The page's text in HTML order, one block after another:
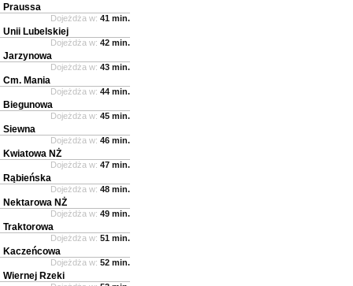
Praussa
Dojeżdża w: 41 min.
Unii Lubelskiej
Dojeżdża w: 42 min.
Jarzynowa
Dojeżdża w: 43 min.
Cm. Mania
Dojeżdża w: 44 min.
Biegunowa
Dojeżdża w: 45 min.
Siewna
Dojeżdża w: 46 min.
Kwiatowa NŻ
Dojeżdża w: 47 min.
Rąbieńska
Dojeżdża w: 48 min.
Nektarowa NŻ
Dojeżdża w: 49 min.
Traktorowa
Dojeżdża w: 51 min.
Kaczeńcowa
Dojeżdża w: 52 min.
Wiernej Rzeki